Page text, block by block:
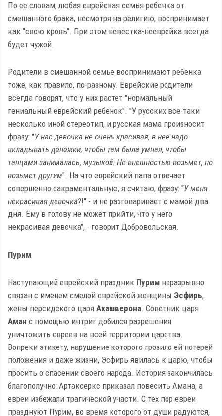
По ее словам, любая еврейская семья ребенка от
смешанного брака, несмотря на религию, воспринимает
как "свою кровь". При этом невестка-нееврейка всегда
будет чужой.
Родители в смешанной семье воспринимают ребенка
тоже, как правило, по-разному. Еврейские родители
всегда говорят, что у них растет "нормальный
гениальный еврейский ребенок". "У русских все-таки
несколько иной стереотип, и русская мама произносит
фразу: "У нас девочка не очень красивая, в нее надо
вкладывать денежки, чтобы там была умная, чтобы
танцами занималась, музыкой. Не внешностью возьмет, но
возьмет другим". На что еврейский папа отвечает
совершенно сакраментальную, я считаю, фразу: "У меня
некрасивая девочка?!" - и не разговаривает с мамой два
дня. Ему в голову не может прийти, что у него
некрасивая девочка", - говорит Добровольская.
Пурим
Наступающий еврейский праздник Пурим неразрывно
связан с именем смелой еврейской женщины Эсфирь,
жены персидского царя Ахашверона. Советник царя
Аман с помощью интриг добился разрешения
уничтожить евреев на всей территории царства.
Вопреки этикету, нарушение которого грозило ей потерей
положения и даже жизни, Эсфирь явилась к царю, чтобы
просить о спасении своего народа. История закончилась
благополучно: Артаксеркс приказал повесить Амана, а
евреи избежали трагической участи. С тех пор евреи
празднуют Пурим, во время которого от души радуются,